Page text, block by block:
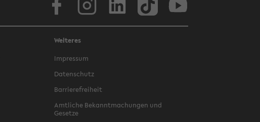
Weiteres
Impressum
Datenschutz
Barrierefreiheit
Amtliche Bekanntmachungen und
Gesetze